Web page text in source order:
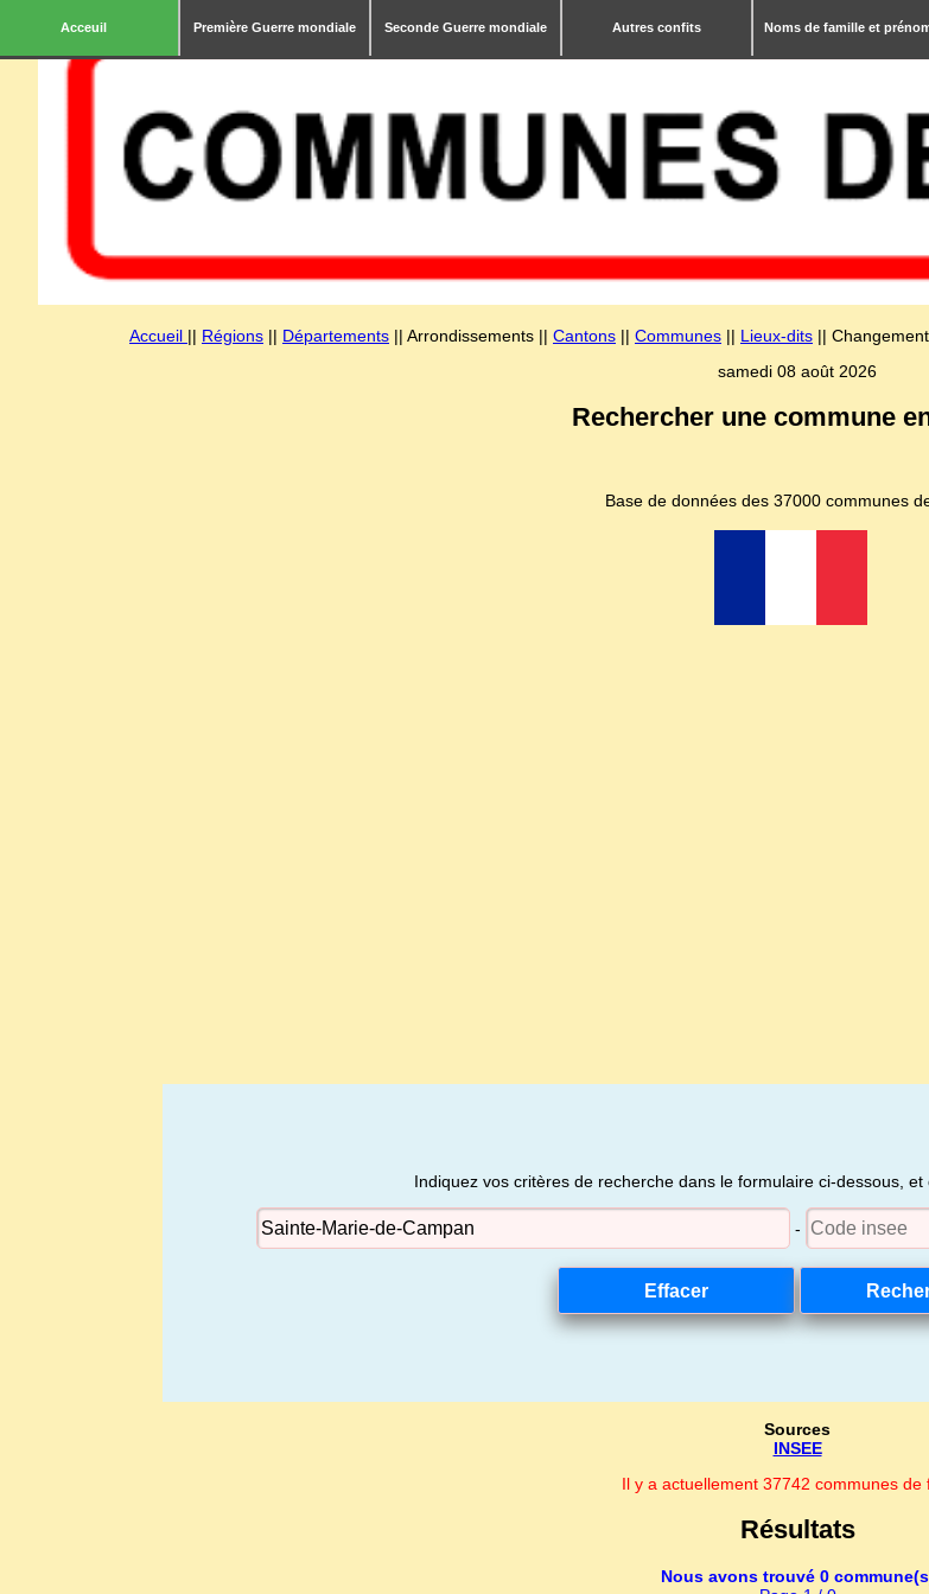
Acceuil Première Guerre mondiale Seconde Guerre mondiale Autres confits Noms de famille et
Accueil || Régions || Départements || Arrondissements || Cantons || Communes || Lieux-dits ||
samedi 08 août 2026
Rechercher une commune
Base de données des 37000 communes
Indiquez vos critères de recherche dans le formulaire ci-dessous,
-
Sources
INSEE
Il y a actuellement 37742 communes de
Résultats
Nous avons trouvé 0